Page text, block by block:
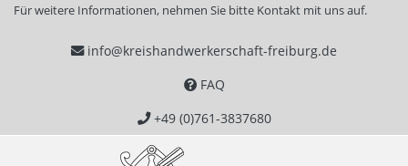
Für weitere Informationen, nehmen Sie bitte Kontakt mit uns auf.
info@kreishandwerkerschaft-freiburg.de
FAQ
+49 (0)761-3837680